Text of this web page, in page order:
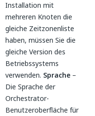
Installation mit
mehreren Knoten die
gleiche Zeitzonenliste
haben, müssen Sie die
gleiche Version des
Betriebssystems
verwenden. Sprache –
Die Sprache der
Orchestrator-
Benutzeroberfläche für